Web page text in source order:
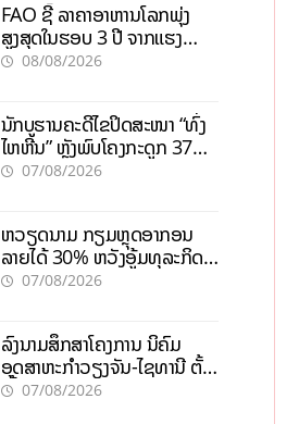
FAO ຊີ້ ລາຄາອາຫານໂລກພຸ່ງ
ສູງສຸດໃນຮອບ 3 ປີ ຈາກແຮງ
ກົດດັນຂອງສົງຄາມ, El nino
08/08/2026
ນັກບູຮານຄະດີໄຂປິດສະໜາ “ທົ່ງ
ໄຫຫີນ” ຫຼັງພົບໂຄງກະດູກ 37
ຄົນໃນຫີນຍັກ
07/08/2026
ຫວຽດນາມ ກຽມຫຼຸດອາກອນ
ລາຍໄດ້ 30% ຫວັງອູ້ມທຸລະກິດ
ຂະໜາດນ້ອຍ ແລະ ຈຸນລະ
07/08/2026
ລົງນາມສຶກສາໂຄງການ ນິຄົມ
ອຸດສາຫະກຳວຽງຈັນ-ໄຊທານີ ຕັ້ງ
ເປົ້າດຶງທຶນ 150 ລ້ານໂດລາ, ສ້າງ
07/08/2026